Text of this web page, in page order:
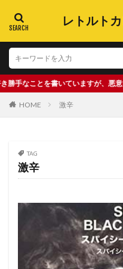
レトルト
いていますが、悪意はありません
HOME 激辛
TAG
激辛